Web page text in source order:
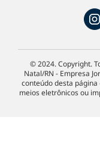
© 2024. Copyright.
Natal/RN - Empresa
conteúdo desta
meios eletrônicos ou